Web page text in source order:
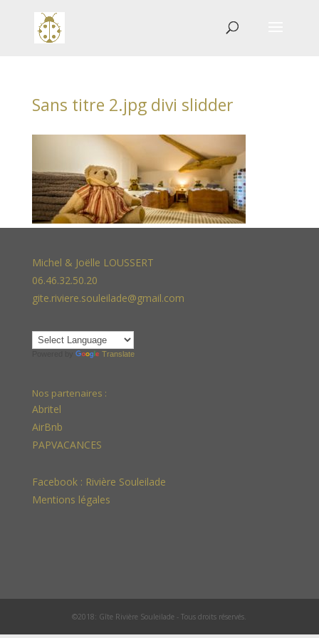
Sans titre 2.jpg divi slidder
Michel & Joëlle LOUSSERT
06.46.32.50.20
gite.riviere.souleilade@gmail.com
Translate
Nos partenaires :
Abritel
AirBnb
PAPVACANCES
Facebook : Rivière Souleilade
Mentions légales
©2018: Gîte Rivière Souleilade - Tous droits réservés.